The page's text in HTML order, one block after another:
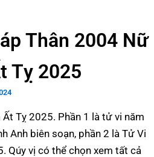
Thân 2004 Nữ
Tỵ 2025
Tỵ 2025. Phần 1 là tử vi năm
Anh biên soạn, phần 2 là Tử Vi
Qúy vị có thể chọn xem tất cả